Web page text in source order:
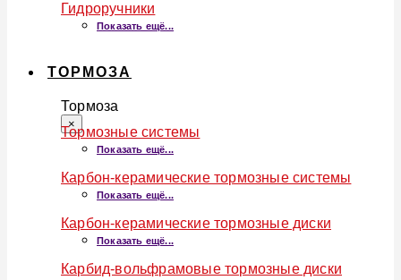
Гидроручники
Показать ещё...
ТОРМОЗА
Тормоза
×
Тормозные системы
Показать ещё...
Карбон-керамические тормозные системы
Показать ещё...
Карбон-керамические тормозные диски
Показать ещё...
Карбид-вольфрамовые тормозные диски